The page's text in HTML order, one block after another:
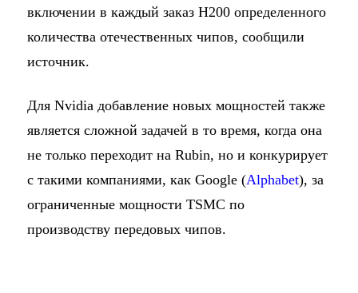
включении в каждый заказ H200 определенного
количества отечественных чипов, сообщили
источник.
Для Nvidia добавление новых мощностей также
является сложной задачей в то время, когда она
не только переходит на Rubin, но и конкурирует
с такими компаниями, как Google (Alphabet), за
ограниченные мощности TSMC по
производству передовых чипов.